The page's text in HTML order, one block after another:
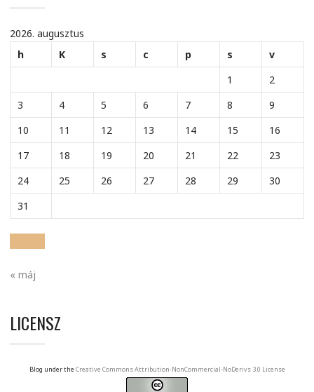
2026. augusztus
h
K s c p s
v
1
2
3
4 5 6 7 8
9
10
11 12 13 14 15
16
17
18 19 20 21 22
23
24
25 26 27 28 29
30
31
« máj
LICENSZ
Blog under the Creative Commons Attribution-NonCommercial-NoDerivs 3.0 License